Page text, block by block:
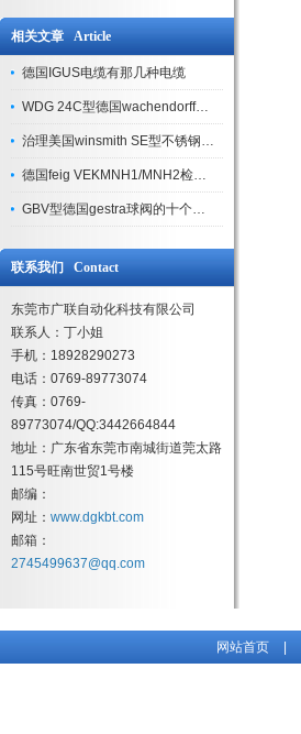
相关文章 Article
德国IGUS电缆有那几种电缆
WDG 24C型德国wachendorff编码器正确安装方法
治理美国winsmith SE型不锈钢减速机漏油的对策
德国feig VEKMNH1/MNH2检测器功能介绍
GBV型德国gestra球阀的十个使用注意事项
联系我们 Contact
东莞市广联自动化科技有限公司
联系人：丁小姐
手机：18928290273
电话：0769-89773074
传真：0769-
89773074/QQ:3442664844
地址：广东省东莞市南城街道莞太路
115号旺南世贸1号楼
邮编：
网址： www.dgkbt.com
邮箱：
2745499637@qq.com
网站首页